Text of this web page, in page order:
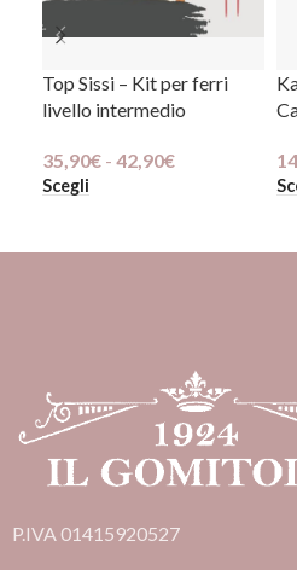
Top Sissi – Kit per ferri
livello intermedio
35,90€ - 42,90€
Scegli
P.IVA 01415920527